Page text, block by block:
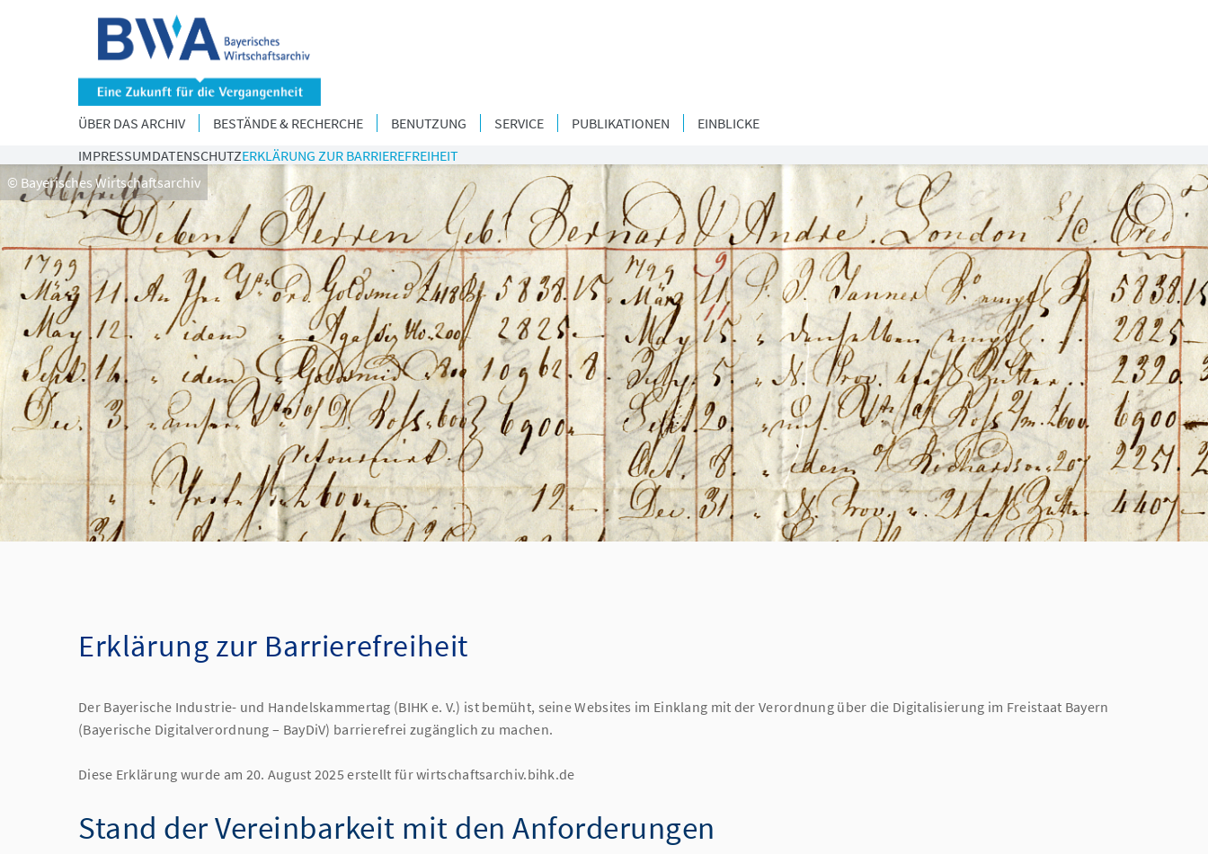
ÜBER DAS ARCHIV BESTÄNDE & RECHERCHE BENUTZUNG SERVICE PUBLIKATIONEN
EINBLICKE
IMPRESSUMDATENSCHUTZERKLÄRUNG ZUR BARRIEREFREIHEIT
© Bayerisches Wirtschaftsarchiv
Erklärung zur Barrierefreiheit
Der Bayerische Industrie- und Handelskammertag (BIHK e. V.) ist bemüht, seine Websites im Einklang mit der Verordnung über die Digitalisierung im Freistaat Bayern
(Bayerische Digitalverordnung – BayDiV) barrierefrei zugänglich zu machen.
Diese Erklärung wurde am 20. August 2025 erstellt für wirtschaftsarchiv.bihk.de
Stand der Vereinbarkeit mit den Anforderungen